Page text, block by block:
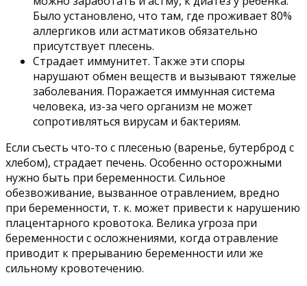
Было установлено, что там, где проживает 80%
аллергиков или астматиков обязательно
присутствует плесень.
Страдает иммунитет. Также эти споры
нарушают обмен веществ и вызывают тяжелые
заболевания. Поражается иммунная система
человека, из-за чего организм не может
сопротивляться вирусам и бактериям.
Если съесть что-то с плесенью (варенье, бутерброд с
хлебом), страдает печень. Особенно осторожными
нужно быть при беременности. Сильное
обезвоживание, вызванное отравлением, вредно
при беременности, т. к. может привести к нарушению
плацентарного кровотока. Велика угроза при
беременности с осложнениями, когда отравление
приводит к прерыванию беременности или же
сильному кровотечению.